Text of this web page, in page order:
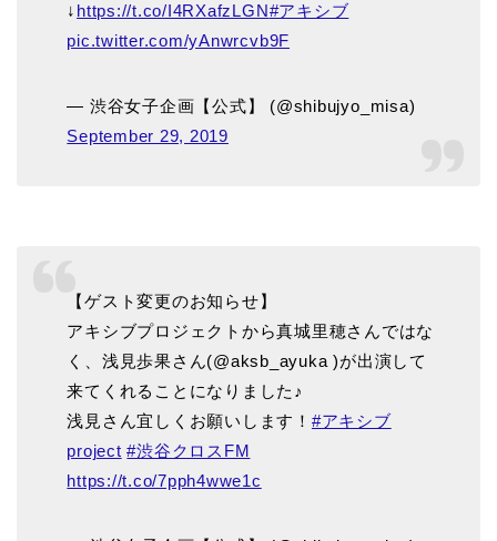
↓ https://t.co/I4RXafzLGN#アキシブ
pic.twitter.com/yAnwrcvb9F
— 渋谷女子企画【公式】 (@shibujyo_misa)
September 29, 2019
【ゲスト変更のお知らせ】
アキシブプロジェクトから真城里穂さんではな
く、浅見歩果さん(@aksb_ayuka )が出演して
来てくれることになりました♪
浅見さん宜しくお願いします！ #アキシブ
project #渋谷クロスFM
https://t.co/7pph4wwe1c